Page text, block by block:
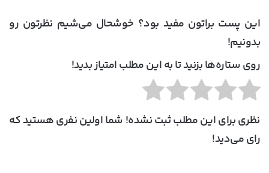
این پست براتون مفید بود؟ خوشحال می‌شیم نظرتون رو
بدونیم!
روی ستاره‌ها بزنید تا به این مطلب امتیاز بدید!
نظری برای این مطلب ثبت نشده! شما اولین نفری هستید که
رای می‌دید!